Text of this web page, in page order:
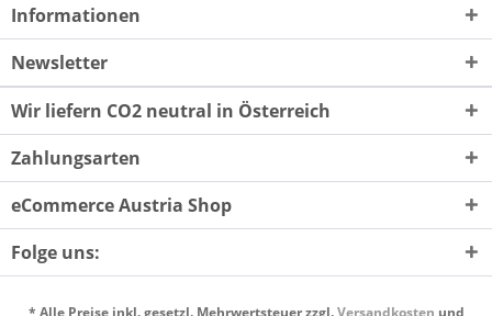
Informationen
Newsletter
Wir liefern CO2 neutral in Österreich
Zahlungsarten
eCommerce Austria Shop
Folge uns: